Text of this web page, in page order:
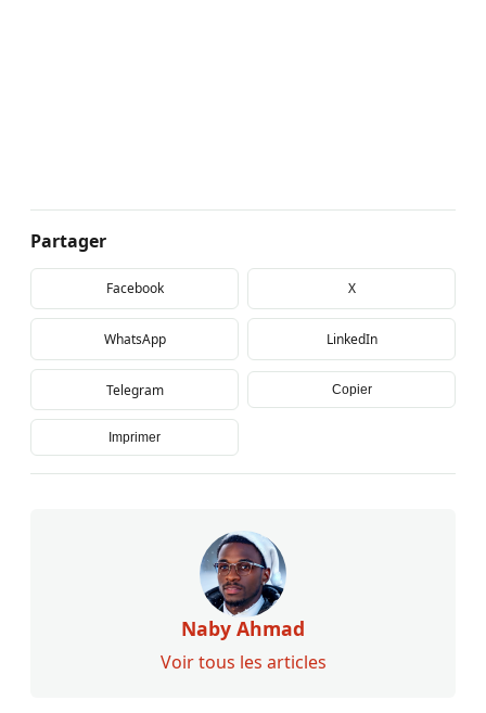
Partager
Facebook X
WhatsApp LinkedIn
Telegram Copier
Imprimer
Naby Ahmad
Voir tous les articles